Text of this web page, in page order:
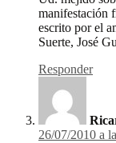
manifestación
escrito por el
Suerte, José
Responder
26/07/2010 a